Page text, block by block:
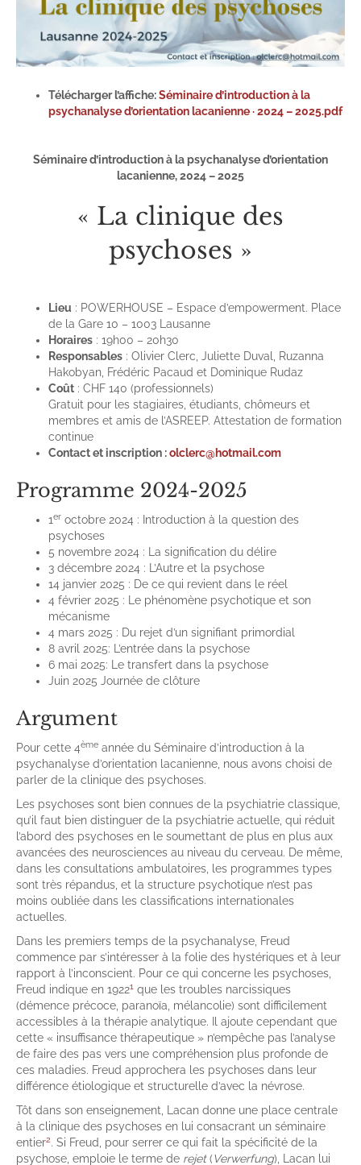
Télécharger l’affiche:Séminaire d’introduction à la
psychanalyse d’orientation lacanienne · 2024 – 2025.pdf
Séminaire d’introduction à la psychanalyse d’orientation
lacanienne, 2024 – 2025
« La clinique des
psychoses »
Lieu : POWERHOUSE – Espace d’empowerment. Place
de la Gare 10 – 1003 Lausanne
Horaires : 19h00 – 20h30
Responsables : Olivier Clerc, Juliette Duval, Ruzanna
Hakobyan, Frédéric Pacaud et Dominique Rudaz
Coût : CHF 140 (professionnels)
Gratuit pour les stagiaires, étudiants, chômeurs et
membres et amis de l’ASREEP. Attestation de formation
continue
Contact et inscription :olclerc@hotmail.com
Programme 2024-2025
1er octobre 2024 : Introduction à la question des
psychoses
5 novembre 2024 : La signification du délire
3 décembre 2024 : L’Autre et la psychose
14 janvier 2025 : De ce qui revient dans le réel
4 février 2025 : Le phénomène psychotique et son
mécanisme
4 mars 2025 : Du rejet d’un signifiant primordial
8 avril 2025: L’entrée dans la psychose
6 mai 2025: Le transfert dans la psychose
Juin 2025 Journée de clôture
Argument
Pour cette 4ème année du Séminaire d’introduction à la
psychanalyse d’orientation lacanienne, nous avons choisi de
parler de la clinique des psychoses.
Les psychoses sont bien connues de la psychiatrie classique,
qu’il faut bien distinguer de la psychiatrie actuelle, qui réduit
l’abord des psychoses en le soumettant de plus en plus aux
avancées des neurosciences au niveau du cerveau. De même,
dans les consultations ambulatoires, les programmes types
sont très répandus, et la structure psychotique n’est pas
moins oubliée dans les classifications internationales
actuelles.
Dans les premiers temps de la psychanalyse, Freud
commence par s’intéresser à la folie des hystériques et à leur
rapport à l’inconscient. Pour ce qui concerne les psychoses,
Freud indique en 19221 que les troubles narcissiques
(démence précoce, paranoïa, mélancolie) sont difficilement
accessibles à la thérapie analytique. Il ajoute cependant que
cette « insuffisance thérapeutique » n’empêche pas l’analyse
de faire des pas vers une compréhension plus profonde de
ces maladies. Freud approchera les psychoses dans leur
différence étiologique et structurelle d’avec la névrose.
Tôt dans son enseignement, Lacan donne une place centrale
à la clinique des psychoses en lui consacrant un séminaire
entier2. Si Freud, pour serrer ce qui fait la spécificité de la
psychose, emploie le terme de rejet(Verwerfung), Lacan lui